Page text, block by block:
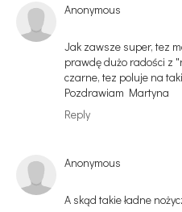
Anonymous
Jak zawsze super, tez
prawdę dużo radości z
czarne, tez poluje na
Pozdrawiam Martyna
Reply
Anonymous
A skąd takie ładne